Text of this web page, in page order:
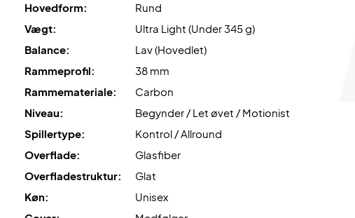
Hovedform:
Rund
Vægt:
Ultra Light (Under 345 g)
Balance:
Lav (Hovedlet)
Rammeprofil:
38 mm
Rammemateriale:
Carbon
Niveau:
Begynder / Let øvet / Motionist
Spillertype:
Kontrol / Allround
Overflade:
Glasfiber
Overfladestruktur:
Glat
Køn:
Unisex